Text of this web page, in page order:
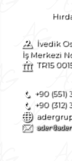
İvedik
İş Merkezi
TR15
+90 (551)
+90 (312)